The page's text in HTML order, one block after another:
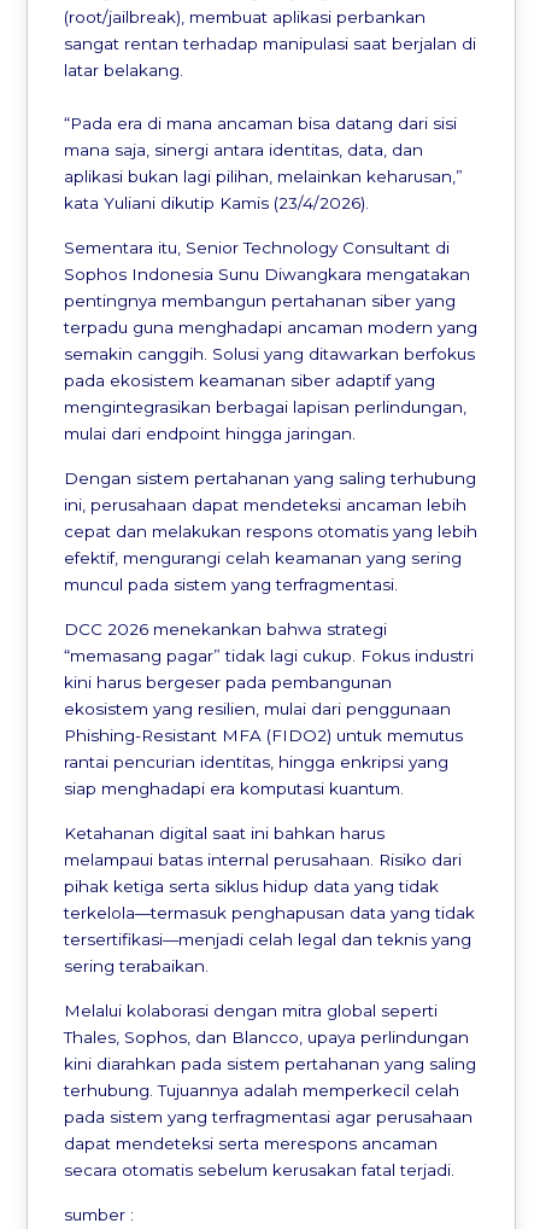
(root/jailbreak), membuat aplikasi perbankan
sangat rentan terhadap manipulasi saat berjalan di
latar belakang.
“Pada era di mana ancaman bisa datang dari sisi
mana saja, sinergi antara identitas, data, dan
aplikasi bukan lagi pilihan, melainkan keharusan,”
kata Yuliani dikutip Kamis (23/4/2026).
Sementara itu, Senior Technology Consultant di
Sophos Indonesia Sunu Diwangkara mengatakan
pentingnya membangun pertahanan siber yang
terpadu guna menghadapi ancaman modern yang
semakin canggih. Solusi yang ditawarkan berfokus
pada ekosistem keamanan siber adaptif yang
mengintegrasikan berbagai lapisan perlindungan,
mulai dari endpoint hingga jaringan.
Dengan sistem pertahanan yang saling terhubung
ini, perusahaan dapat mendeteksi ancaman lebih
cepat dan melakukan respons otomatis yang lebih
efektif, mengurangi celah keamanan yang sering
muncul pada sistem yang terfragmentasi.
DCC 2026 menekankan bahwa strategi
“memasang pagar” tidak lagi cukup. Fokus industri
kini harus bergeser pada pembangunan
ekosistem yang resilien, mulai dari penggunaan
Phishing-Resistant MFA (FIDO2) untuk memutus
rantai pencurian identitas, hingga enkripsi yang
siap menghadapi era komputasi kuantum.
Ketahanan digital saat ini bahkan harus
melampaui batas internal perusahaan. Risiko dari
pihak ketiga serta siklus hidup data yang tidak
terkelola—termasuk penghapusan data yang tidak
tersertifikasi—menjadi celah legal dan teknis yang
sering terabaikan.
Melalui kolaborasi dengan mitra global seperti
Thales, Sophos, dan Blancco, upaya perlindungan
kini diarahkan pada sistem pertahanan yang saling
terhubung. Tujuannya adalah memperkecil celah
pada sistem yang terfragmentasi agar perusahaan
dapat mendeteksi serta merespons ancaman
secara otomatis sebelum kerusakan fatal terjadi.
sumber :